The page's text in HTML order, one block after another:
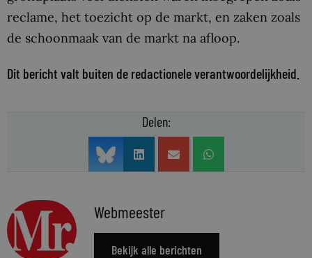
reclame, het toezicht op de markt, en zaken zoals
de schoonmaak van de markt na afloop.
Dit bericht valt buiten de redactionele verantwoordelijkheid.
Delen:
Webmeester
Bekijk alle berichten